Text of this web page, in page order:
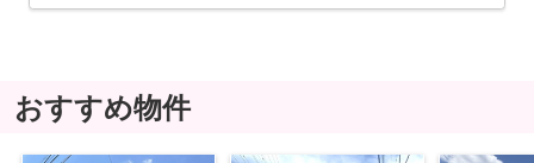
おすすめ物件